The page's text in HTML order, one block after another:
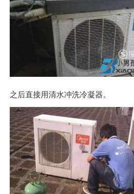
之后直接用清水冲洗冷凝器。